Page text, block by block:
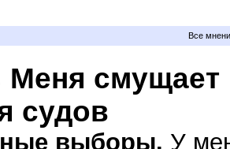
Все
Меня смущает
судов
выборы. У